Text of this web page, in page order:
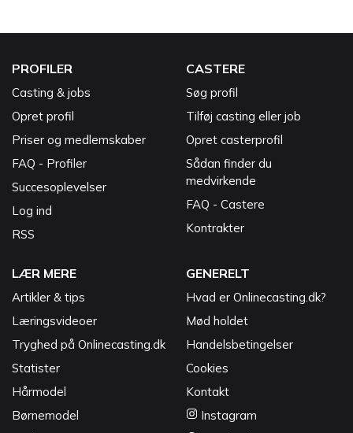
PROFILER
Casting & jobs
Opret profil
Priser og medlemskaber
FAQ - Profiler
Succesoplevelser
Log ind
RSS
CASTERE
Søg profil
Tilføj casting eller job
Opret casterprofil
Sådan finder du
medvirkende
FAQ - Castere
Kontrakter
LÆR MERE
Artikler & tips
Læringsvideoer
Tryghed på Onlinecasting.dk
Statister
Hårmodel
Børnemodel
GENERELT
Hvad er Onlinecasting.dk?
Mød holdet
Handelsbetingelser
Cookies
Kontakt
Instagram